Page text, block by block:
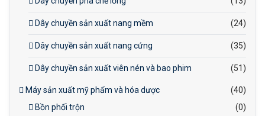
Dây chuyền sản xuất nang mềm (24)
Dây chuyền sản xuất nang cứng (35)
Dây chuyền sản xuất viên nén và bao phim (51)
Máy sản xuất mỹ phẩm và hóa dược
(40)
Bồn phối trộn
(0)